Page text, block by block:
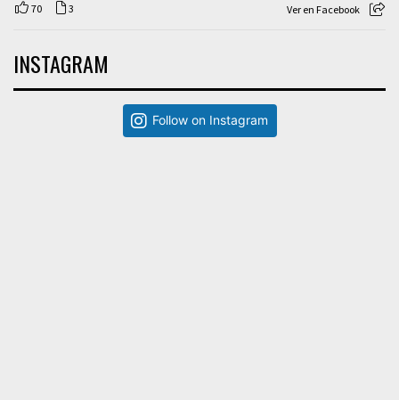
70 3 Ver en Facebook
INSTAGRAM
Follow on Instagram